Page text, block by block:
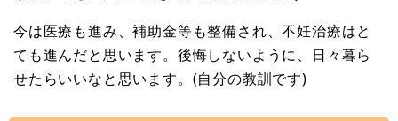
今は医療も進み、補助金等も整備され、不妊治療はと
ても進んだと思います。後悔しないように、日々暮ら
せたらいいなと思います。(自分の教訓です)